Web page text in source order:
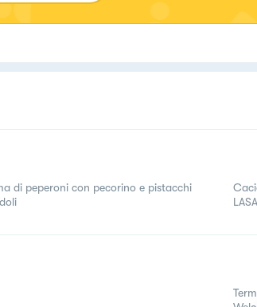
di peperoni con pecorino e pistacchi